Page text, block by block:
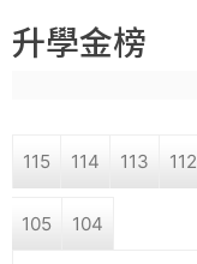
高
學
o
a
r
升學金榜
115 114 113 112
105 104